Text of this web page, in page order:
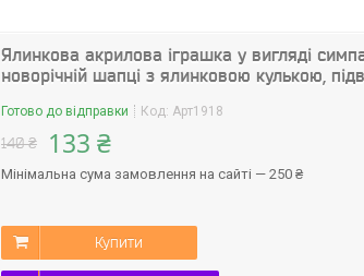
Ялинкова акрилова іграшка у вигляді
новорічній шапці з ялинковою кулькою,
Готово до відправки Код: Арт1918
140 ₴ 133 ₴
Мінімальна сума замовлення на сайті — 250 ₴
Купити